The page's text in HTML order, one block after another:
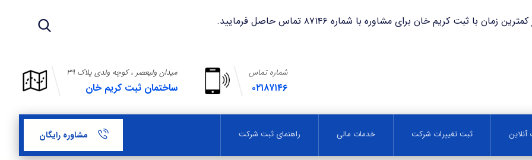
کریم خان برای مشاوره با شماره ۸۷۱۴۶ تماس حاصل فرمایید.
میدان ولیعصر ، کوچه ولدی پلاک ۳۹
ساختمان ثبت کریم خان
شماره تماس
۰۲۱۸۷۱۴۶
ثبت تغییرات شرکت خدمات مالی راهنمای ثبت شرکت مشاوره رایگان